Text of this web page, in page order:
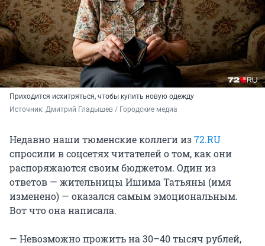
Приходится исхитряться, чтобы купить новую одежду
Источник: Дмитрий Гладышев / Городские медиа
Недавно наши тюменские коллеги из72.RU
спросили в соцсетях читателей о том, как они
распоряжаются своим бюджетом. Один из
ответов — жительницы Ишима Татьяны (имя
изменено) — оказался самым эмоциональным.
Вот что она написала.
— Невозможно прожить на 30–40 тысяч рублей,